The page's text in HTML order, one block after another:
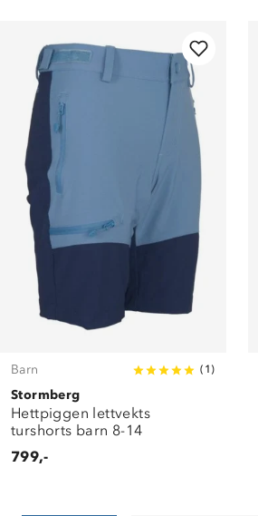
Barn ( 1 )
Stormberg
Hettpiggen lettvekts
turshorts barn 8-14
799,-